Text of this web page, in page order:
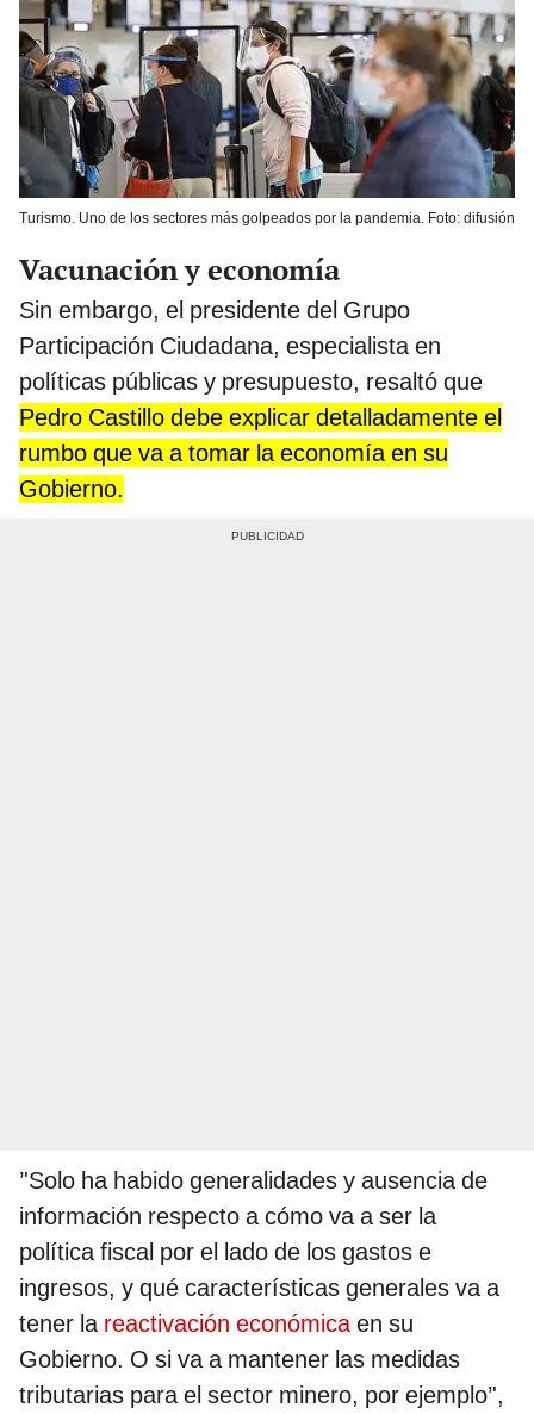
Turismo. Uno de los sectores más golpeados por la pandemia. Foto: difusión
Vacunación y economía
Sin embargo, el presidente del Grupo
Participación Ciudadana, especialista en
políticas públicas y presupuesto, resaltó que
Pedro Castillo debe explicar detalladamente el
rumbo que va a tomar la economía en su
Gobierno.
’'Solo ha habido generalidades y ausencia de
información respecto a cómo va a ser la
política fiscal por el lado de los gastos e
ingresos, y qué características generales va a
tener la reactivación económica en su
Gobierno. O si va a mantener las medidas
tributarias para el sector minero, por ejemplo’',